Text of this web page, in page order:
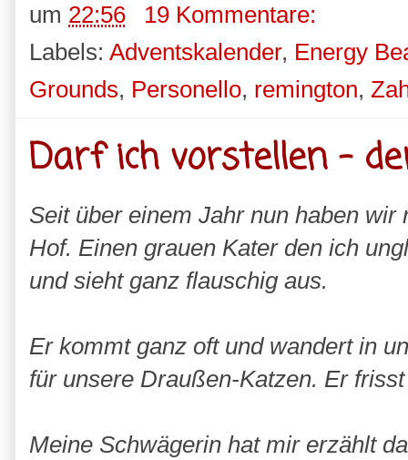
um 22:56
19 Kommentare:
Labels: Adventskalender, Energy
Grounds, Personello, remington,
Darf ich vorstellen -
Seit über einem Jahr nun haben
Hof. Einen grauen Kater den ich
und sieht ganz flauschig aus.
Er kommt ganz oft und wandert in
für unsere Draußen-Katzen. Er
Meine Schwägerin hat mir erzählt